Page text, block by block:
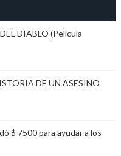
DIABLO (Película
DE UN ASESINO
$ 7500 para ayudar a los